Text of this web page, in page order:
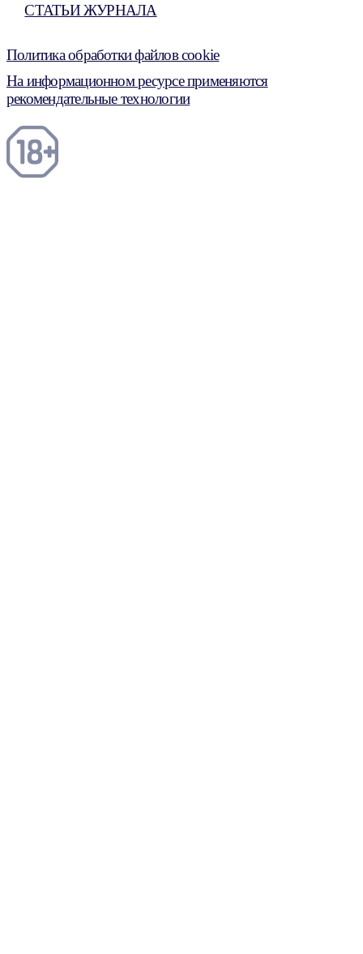
СТАТЬИ ЖУРНАЛА
Политика обработки файлов cookie
На информационном ресурсе применяются
рекомендательные технологии